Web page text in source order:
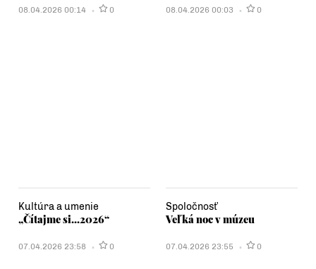
08.04.2026 00:14 0 08.04.2026 00:03 0
Kultúra a umenie
„Čítajme si...2026“
07.04.2026 23:58 0
Spoločnosť
Veľká noc v múzeu
07.04.2026 23:55 0